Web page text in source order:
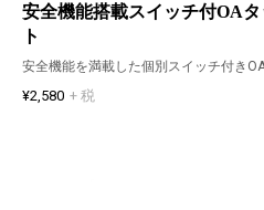
安全機能搭載スイッチ付OA
ト
安全機能を満載した個別スイッチ付き
¥2,580 + 税